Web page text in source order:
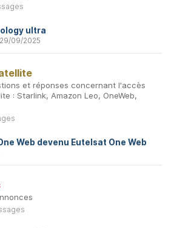
ultra
29/09/2025
et réponses concernant l'accès
: Starlink, Amazon Leo, OneWeb,
Web devenu Eutelsat One Web